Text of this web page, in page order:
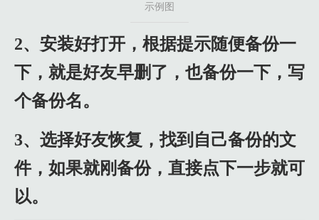
示例图
2、安装好打开，根据提示随便备份一
下，就是好友早删了，也备份一下，写
个备份名。
3、选择好友恢复，找到自己备份的文
件，如果就刚备份，直接点下一步就可
以。